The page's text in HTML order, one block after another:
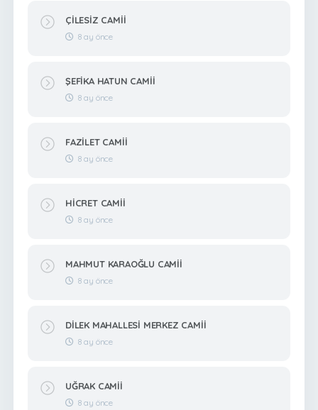
ÇİLESİZ CAMİİ
8 ay önce
ŞEFİKA HATUN CAMİİ
8 ay önce
FAZİLET CAMİİ
8 ay önce
HİCRET CAMİİ
8 ay önce
MAHMUT KARAOĞLU CAMİİ
8 ay önce
DİLEK MAHALLESİ MERKEZ CAMİİ
8 ay önce
UĞRAK CAMİİ
8 ay önce